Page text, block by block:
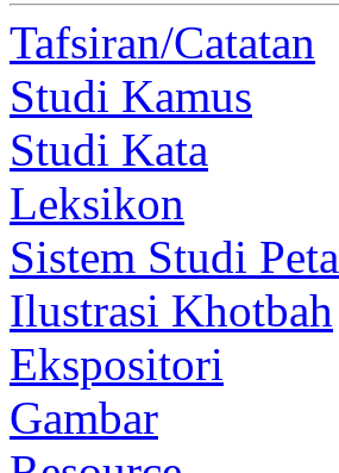
Tafsiran/Catatan
Studi Kamus
Studi Kata
Leksikon
Sistem Studi Peta
Ilustrasi Khotbah
Ekspositori
Gambar